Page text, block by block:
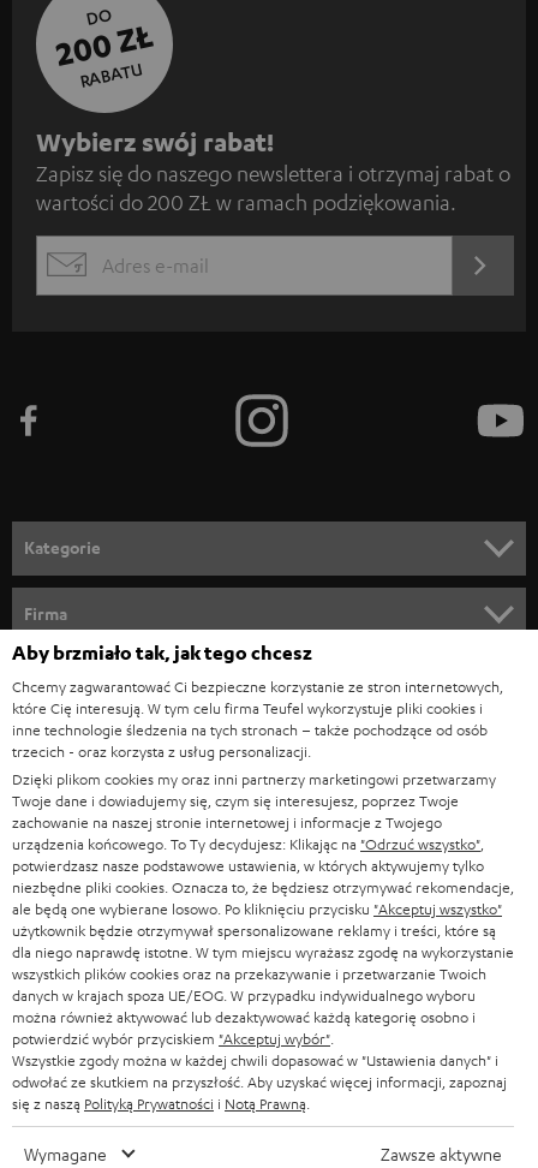
DO
200 ZŁ
RABATU
Z
a
p
s
ę
n
e
w
s
l
e
t
t
e
r
a
Wybierz swój rabat!
Zapisz się do naszego newslettera i otrzymaj rabat o
wartości do 200 ZŁ w ramach podziękowania.
EMAIL
Kategorie
KOMPLETNE SYSTEMY
SOUNDBARY
GŁOŚNIKI HIFI
SMART HOME
BLUETOOTH
SŁUCHAWKI
SŁUCHAWKI BLUETOOTH
WIEŻE HI-FI
GŁOŚNIKI
ULTIMA
Firma
WSPARCIE
KARIERA
KONTAKT PRASOWY
B2B
BLOG
NEWSLETTER
SKLEPY
KORZYŚCI
TEUFEL STORY
Sklepy internetowe Teufel
NIEMCY
AUSTRIA
SZWAJCARIA
HOLANDIA
BELGIA
FRANCJA
POLSKA
Aby brzmiało tak, jak tego chcesz
Chcemy zagwarantować Ci bezpieczne korzystanie ze stron internetowych,
które Cię interesują. W tym celu firma Teufel wykorzystuje pliki cookies i
inne technologie śledzenia na tych stronach – także pochodzące od osób
trzecich - oraz korzysta z usług personalizacji.
Dzięki plikom cookies my oraz inni partnerzy marketingowi przetwarzamy
Twoje dane i dowiadujemy się, czym się interesujesz, poprzez Twoje
zachowanie na naszej stronie internetowej i informacje z Twojego
urządzenia końcowego. To Ty decydujesz: Klikając na "Odrzuć wszystko"
potwierdzasz nasze podstawowe ustawienia, w których aktywujemy tylko
niezbędne pliki cookies. Oznacza to, że będziesz otrzymywać rekomendacje,
ale będą one wybierane losowo. Po kliknięciu przycisku "Akceptuj wszystko"
użytkownik będzie otrzymywał spersonalizowane reklamy i treści, które są
dla niego naprawdę istotne. W tym miejscu wyrażasz zgodę na wykorzystanie
wszystkich plików cookies oraz na przekazywanie i przetwarzanie Twoich
danych w krajach spoza UE/EOG. W przypadku indywidualnego wyboru
można również aktywować lub dezaktywować każdą kategorię osobno i
potwierdzić wybór przyciskiem "Akceptuj wybór"
Wszystkie zgody można w każdej chwili dopasować w "Ustawienia danych" i
odwołać ze skutkiem na przyszłość. Aby uzyskać więcej informacji, zapoznaj
się z naszą Polityką Prywatności i Notą Prawną
Wymagane Zawsze aktywne